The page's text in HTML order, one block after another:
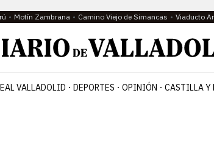
Motín Zambrana Camino Viejo de Simancas Viaducto
VALLADOLID DEPORTES OPINIÓN CASTILLA Y